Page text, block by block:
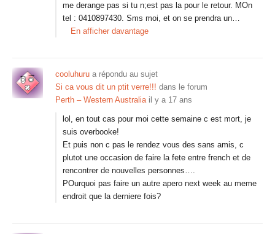
me derange pas si tu n;est pas la pour le retour. MOn
tel : 0410897430. Sms moi, et on se prendra un…
En afficher davantage
cooluhuru a répondu au sujet
Si ca vous dit un ptit verre!!! dans le forum
Perth – Western Australia il y a 17 ans
lol, en tout cas pour moi cette semaine c est mort, je
suis overbooke!
Et puis non c pas le rendez vous des sans amis, c
plutot une occasion de faire la fete entre french et de
rencontrer de nouvelles personnes….
POurquoi pas faire un autre apero next week au meme
endroit que la derniere fois?